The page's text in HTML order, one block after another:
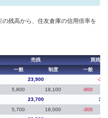
残高から、住友倉庫の信用倍率を
売残
買残（
一般 制度 一般
23,900
-
5,800 18,100 -900
23,700
5,700 18,000 -300